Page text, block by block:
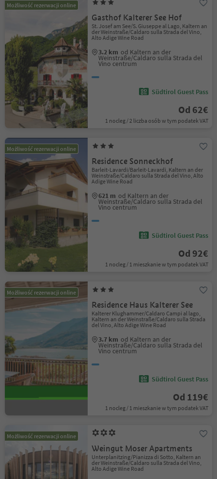
Możliwość rezerwacji online
Gasthof Kalterer See Hof
St. Josef am See/S. Giuseppe al Lago, Kaltern an
der Weinstraße/Caldaro sulla Strada del Vino,
Alto Adige Wine Road
3.2 km od Kaltern an der
Weinstraße/Caldaro sulla Strada del
Vino centrum
Südtirol Guest Pass
Od 62€
1 nocleg / 2 liczba osób w tym podatek VAT
Możliwość rezerwacji online
Residence Sonneckhof
Barleit-Lavardi/Barleit-Lavardi, Kaltern an der
Weinstraße/Caldaro sulla Strada del Vino, Alto
Adige Wine Road
621 m od Kaltern an der
Weinstraße/Caldaro sulla Strada del
Vino centrum
Südtirol Guest Pass
Od 92€
1 nocleg / 1 mieszkanie w tym podatek VAT
Możliwość rezerwacji online
Residence Haus Kalterer See
Kalterer Klughammer/Caldaro Campi al lago,
Kaltern an der Weinstraße/Caldaro sulla Strada
del Vino, Alto Adige Wine Road
3.7 km od Kaltern an der
Weinstraße/Caldaro sulla Strada del
Vino centrum
Südtirol Guest Pass
Od 119€
1 nocleg / 1 mieszkanie w tym podatek VAT
Możliwość rezerwacji online
Weingut Moser Apartments
Unterplanitzing/Pianizza di Sotto, Kaltern an
der Weinstraße/Caldaro sulla Strada del Vino,
Alto Adige Wine Road